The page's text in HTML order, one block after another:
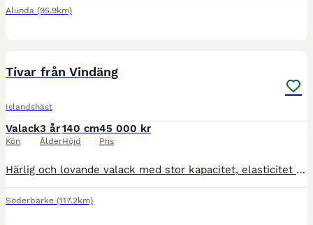
Alunda (95.9km)
Tívar från Vindäng
Islandshäst
Valack
Kön
3 år
Ålder
140 cm
Höjd
45 000 kr
Pris
Härlig och lovande valack med stor kapacitet, elasticitet och stort register i sina rörelser, med plus för lynne. Priset sänkt! Svenskfödd Född 2023 Läs hela texten för mer info. Tyvärr så har de
Söderbärke (117.2km)